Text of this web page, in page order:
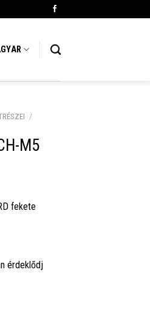
/
M5
fekete
érdeklődj